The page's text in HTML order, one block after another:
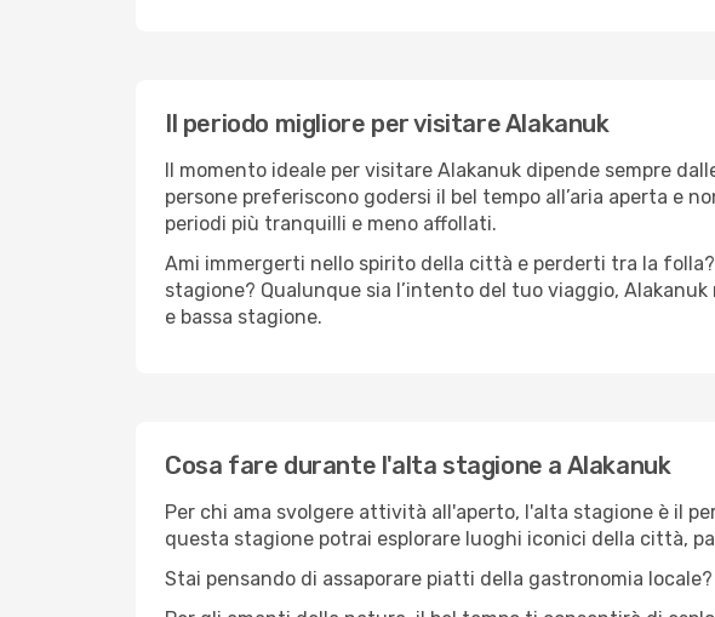
Il periodo migliore per visitare Alakanuk
Il momento ideale per visitare Alakanuk dipende sempre
persone preferiscono godersi il bel tempo all’aria aperta e
periodi più tranquilli e meno affollati.
Ami immergerti nello spirito della città e perderti tra la
stagione? Qualunque sia l’intento del tuo viaggio,
e bassa stagione.
Cosa fare durante l'alta stagione a Alakanuk
Per chi ama svolgere attività all'aperto, l'alta stagione è il
questa stagione potrai esplorare luoghi iconici della città,
Stai pensando di assaporare piatti della gastronomia